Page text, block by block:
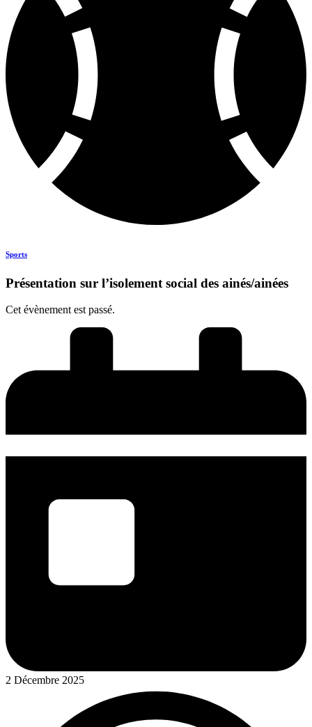
Sports
Présentation sur l’isolement social des ainés/ainées
Cet évènement est passé.
2 Décembre 2025